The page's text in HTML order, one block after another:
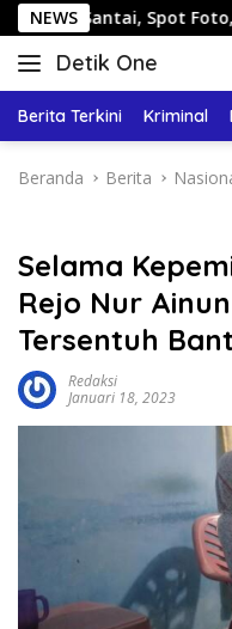
Langsung
ke
konten
NEWS
Spot Foto, dan
Detik One
Tajam
Fakta
Berita Terkini Kriminal
Beranda Berita
Selama
Rejo Nur
Tersentuh
Redaksi
Januari 18, 2023